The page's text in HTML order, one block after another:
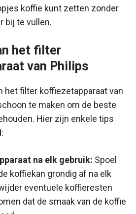
koffie kunt zetten zonder
bij te vullen.
het filter
van Philips
het filter koffiezetapparaat van
te maken om de beste
Hier zijn enkele tips
na elk gebruik: Spoel
koffiekan grondig af na elk
eventuele koffieresten
dat de smaak van de koffie